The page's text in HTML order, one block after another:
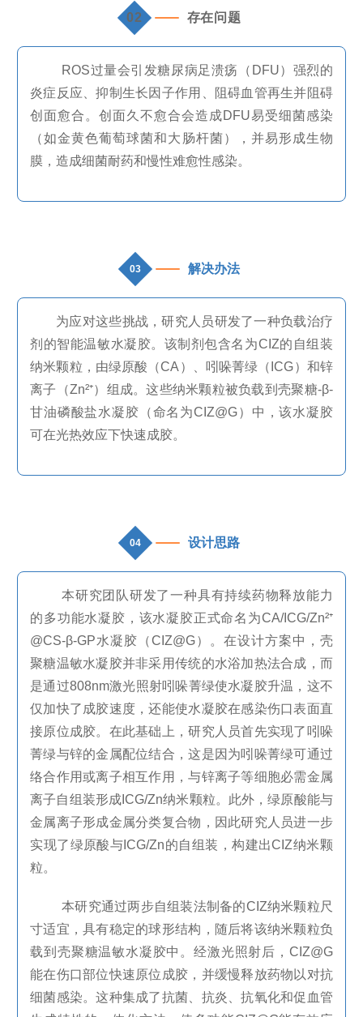
02 存在问题
ROS过量会引发糖尿病足溃疡（DFU）强烈的
炎症反应、抑制生长因子作用、阻碍血管再生并阻碍
创面愈合。创面久不愈合会造成DFU易受细菌感染
（如金黄色葡萄球菌和大肠杆菌），并易形成生物
膜，造成细菌耐药和慢性难愈性感染。
03 解决办法
为应对这些挑战，研究人员研发了一种负载治疗
剂的智能温敏水凝胶。该制剂包含名为CIZ的自组装
纳米颗粒，由绿原酸（CA ）、吲哚菁绿（ ICG）和锌
离子（Zn²⁺）组成。这些纳米颗粒被负载到壳聚糖-β-
甘油磷酸盐水凝胶（命名为CIZ@G）中，该水凝胶
可在光热效应下快速成胶。
04 设计思路
本研究团队研发了一种具有持续药物释放能力
的多功能水凝胶，该水凝胶正式命名为CA/ICG/Zn²⁺
@CS-β-GP水凝胶（CIZ@G）。在设计方案中，壳
聚糖温敏水凝胶并非采用传统的水浴加热法合成，而
是通过808nm激光照射吲哚菁绿使水凝胶升温，这不
仅加快了成胶速度，还能使水凝胶在感染伤口表面直
接原位成胶。在此基础上，研究人员首先实现了吲哚
菁绿与锌的金属配位结合，这是因为吲哚菁绿可通过
络合作用或离子相互作用，与锌离子等细胞必需金属
离子自组装形成 ICG/Zn纳米颗粒。此外，绿原酸能与
金属离子形成金属分类复合物，因此研究人员进一步
实现了绿原酸与 ICG/Zn的自组装，构建出CIZ纳米颗
粒。
本研究通过两步自组装法制备的CIZ纳米颗粒尺
寸适宜，具有稳定的球形结构，随后将该纳米颗粒负
载到 壳聚糖温敏水凝胶中。经激光照射后， CIZ@G
能在伤口部位快速原位成胶，并缓慢释放药物以对抗
细菌感染。这种集成了抗菌、抗炎、抗氧化和促血管